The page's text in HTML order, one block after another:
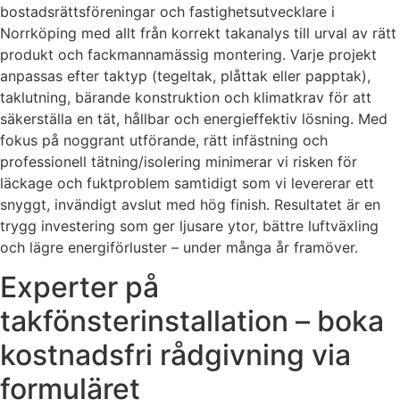
bostadsrättsföreningar och fastighetsutvecklare i
Norrköping med allt från korrekt takanalys till urval av rätt
produkt och fackmannamässig montering. Varje projekt
anpassas efter taktyp (tegeltak, plåttak eller papptak),
taklutning, bärande konstruktion och klimatkrav för att
säkerställa en tät, hållbar och energieffektiv lösning. Med
fokus på noggrant utförande, rätt infästning och
professionell tätning/isolering minimerar vi risken för
läckage och fuktproblem samtidigt som vi levererar ett
snyggt, invändigt avslut med hög finish. Resultatet är en
trygg investering som ger ljusare ytor, bättre luftväxling
och lägre energiförluster – under många år framöver.
Experter på
takfönsterinstallation – boka
kostnadsfri rådgivning via
formuläret